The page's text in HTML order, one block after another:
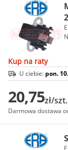
Kup na raty
U ciebie: pon.
20,75zł/szt.
Darmowa dostawa